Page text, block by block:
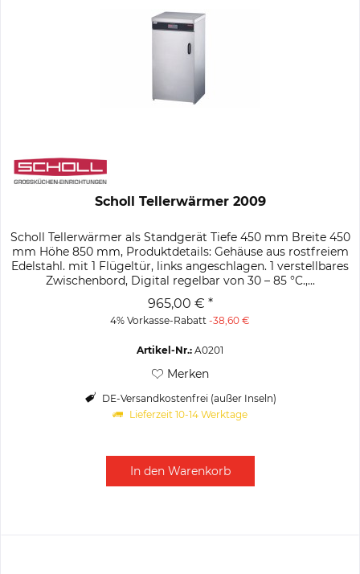
Scholl Tellerwärmer 2009
Scholl Tellerwärmer als Standgerät Tiefe 450 mm Breite 450
mm Höhe 850 mm, Produktdetails: Gehäuse aus rostfreiem
Edelstahl. mit 1 Flügeltür, links angeschlagen. 1 verstellbares
Zwischenbord, Digital regelbar von 30 – 85 °C.,...
965,00 € *
4% Vorkasse-Rabatt-38,60 €
Artikel-Nr.: A0201
Merken
DE-Versandkostenfrei (außer Inseln)
Lieferzeit 10-14 Werktage
In den Warenkorb